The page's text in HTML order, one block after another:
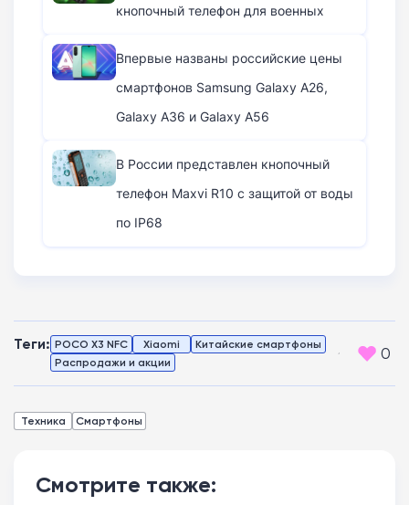
кнопочный телефон для военных
Впервые названы российские цены
смартфонов Samsung Galaxy A26,
Galaxy A36 и Galaxy A56
В России представлен кнопочный
телефон Maxvi R10 с защитой от воды
по IP68
Теги: POCO X3 NFC Xiaomi
Китайские смартфоны
Распродажи и акции
0
Техника Смартфоны
Смотрите также: